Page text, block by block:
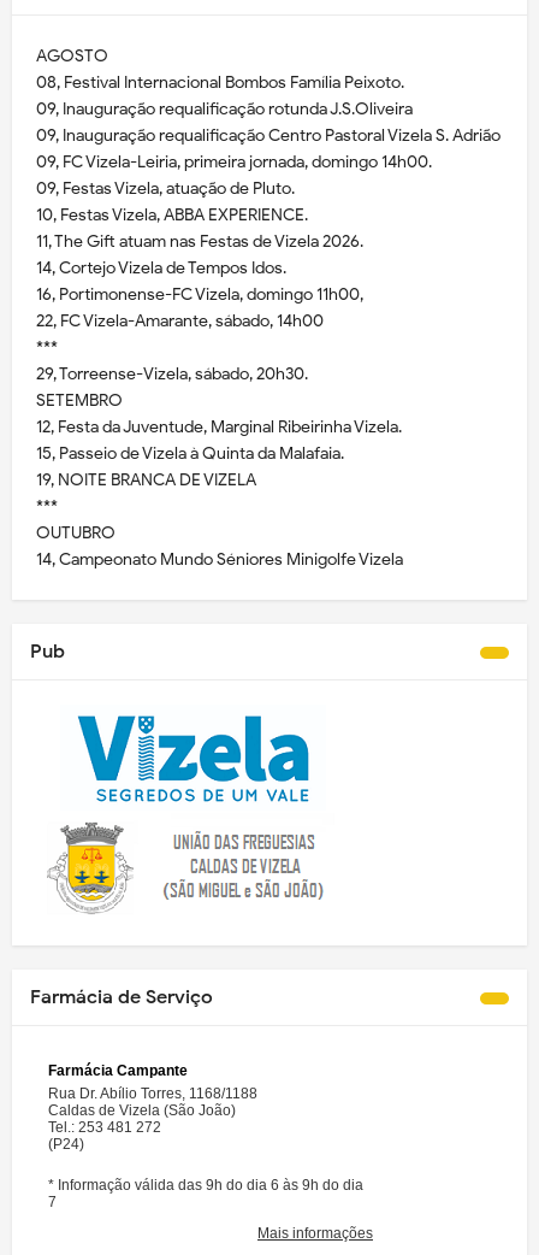
AGOSTO
08, Festival Internacional Bombos Família Peixoto.
09, Inauguração requalificação rotunda J.S.Oliveira
09, Inauguração requalificação Centro Pastoral Vizela S. Adrião
09, FC Vizela-Leiria, primeira jornada, domingo 14h00.
09, Festas Vizela, atuação de Pluto.
10, Festas Vizela, ABBA EXPERIENCE.
11, The Gift atuam nas Festas de Vizela 2026.
14, Cortejo Vizela de Tempos Idos.
16, Portimonense-FC Vizela, domingo 11h00,
22, FC Vizela-Amarante, sábado, 14h00
***
29, Torreense-Vizela, sábado, 20h30.
SETEMBRO
12, Festa da Juventude, Marginal Ribeirinha Vizela.
15, Passeio de Vizela à Quinta da Malafaia.
19, NOITE BRANCA DE VIZELA
***
OUTUBRO
14, Campeonato Mundo Séniores Minigolfe Vizela
Pub
Farmácia de Serviço